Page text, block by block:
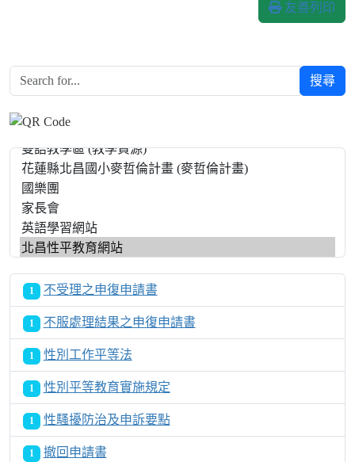
友善列印
搜尋
1 不受理之申復申請書
1 不服處理結果之申復申請書
1 性別工作平等法
1 性別平等教育實施規定
1 性騷擾防治及申訴要點
1 撤回申請書